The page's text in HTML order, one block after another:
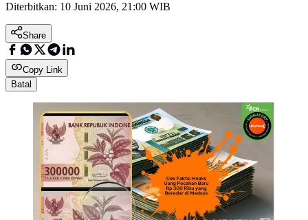
Diterbitkan: 10 Juni 2026, 21:00 WIB
Share
Copy Link
Batal